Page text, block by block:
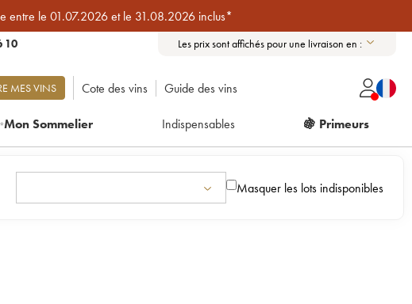
entre le 01.07.2026 et le 31.08.2026 inclus*
10 Les prix sont affichés pour une livraison en :
MES VINS Cote des vins Guide des vins
Mon Sommelier Indispensables 🍇 Primeurs
Masquer les lots indisponibles